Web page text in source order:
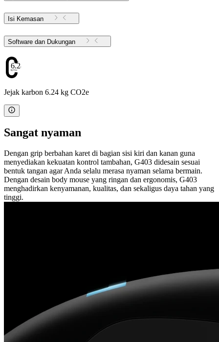
Isi Kemasan
Software dan Dukungan
6.24
Jejak karbon 6.24 kg CO2e
Sangat nyaman
Dengan grip berbahan karet di bagian sisi kiri dan kanan guna
menyediakan kekuatan kontrol tambahan, G403 didesain sesuai
bentuk tangan agar Anda selalu merasa nyaman selama bermain.
Dengan desain body mouse yang ringan dan ergonomis, G403
menghadirkan kenyamanan, kualitas, dan sekaligus daya tahan yang
tinggi.